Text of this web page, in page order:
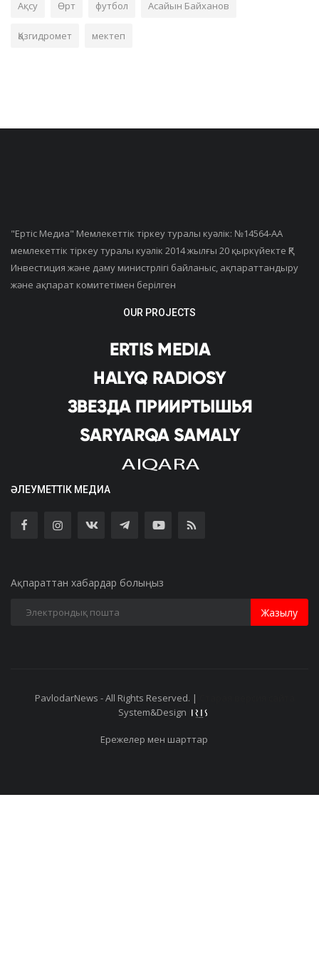
Ақсу Өрт футбол Асайын Байханов
Қазгидромет мектеп
"Ертiс Медиа" Мемлекеттік тіркеу туралы куәлік: №14564-АА
мемлекеттік тіркеу туралы куәлік 2014 жылғы 20 қыркүйекте ҚР
Инвестиция және даму министрлігі байланыс, ақпараттандыру
және ақпарат комитетімен берілген
OUR PROJECTS
ӘЛЕУМЕТТІК МЕДИА
Ақпараттан хабардар болыңыз
Жазылу
PavlodarNews - All Rights Reserved. |
System&Design
Ережелер мен шарттар